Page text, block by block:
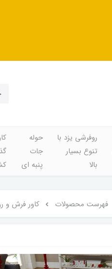
روفرشی یزد با
تنوع بسیار
بالا
حوله
جات
پنبه ای
فهرست محصولات کاور فرش و